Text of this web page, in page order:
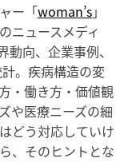
ー「woman’s」
ニュースメディ
向、企業事例、
。疾病構造の変
・働き方・価値観
や医療ニーズの細
どう対応していけ
、そのヒントとな